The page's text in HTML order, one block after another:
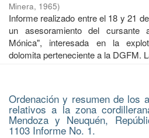
Minera, 1965)
Informe realizado entre el 18 y 21
un asesoramiento del
Mónica", interesada en la
dolomita perteneciente a la DGFM.
Ordenación y resumen de los
relativos a la zona
Mendoza y Neuquén,
1103 Informe No. 1.